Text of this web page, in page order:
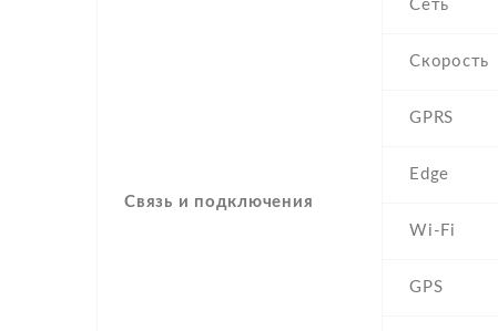
Связь и подключения
Сеть
Скорость
GPRS
Edge
Wi-Fi
GPS